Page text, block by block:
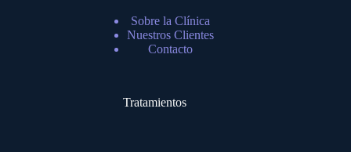
Sobre la Clínica
Nuestros Clientes
Contacto
Tratamientos